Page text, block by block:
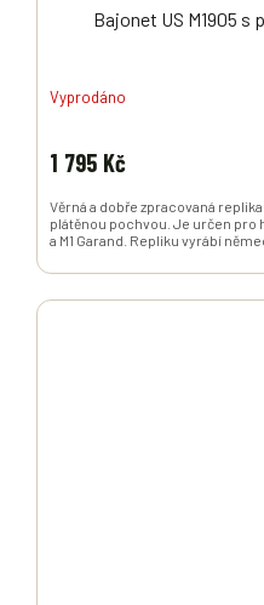
Bajonet US M1905 s
Vyprodáno
1 795 Kč
Věrná a dobře zpracovaná
plátěnou pochvou. Je určen pro
a M1 Garand. Repliku vyrábí